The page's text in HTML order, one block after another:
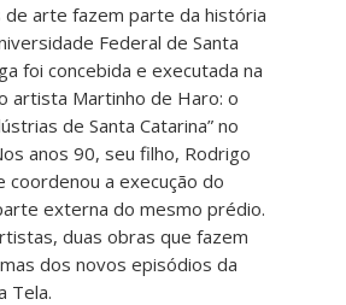
de arte fazem parte da história
Federal de Santa
foi concebida e executada na
artista Martinho de Haro: o
de Santa Catarina” no
anos 90, seu filho, Rodrigo
coordenou a execução do
externa do mesmo prédio.
duas obras que fazem
dos novos episódios da
Tela.